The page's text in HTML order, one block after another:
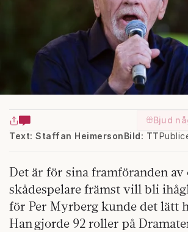
Bjud
Text: Staffan HeimersonBild: TT
Det är för sina framföranden av
skådespelare främst vill bli
för Per Myrberg kunde det lätt
Han gjorde 92 roller på